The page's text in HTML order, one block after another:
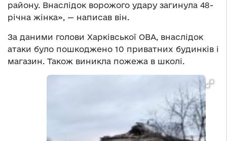
району. Внаслідок ворожого удару загинула 48-
річна жінка», — написав він.
За даними голови Харківської ОВА, внаслідок
атаки було пошкоджено 10 приватних будинків і
магазин. Також виникла пожежа в школі.